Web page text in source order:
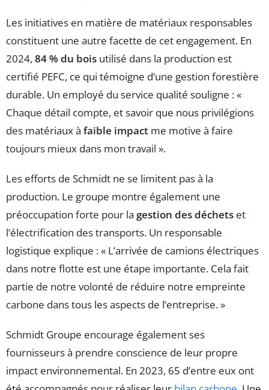
Les initiatives en matière de matériaux responsables
constituent une autre facette de cet engagement. En
2024, 84 % du bois utilisé dans la production est
certifié PEFC, ce qui témoigne d’une gestion forestière
durable. Un employé du service qualité souligne : «
Chaque détail compte, et savoir que nous privilégions
des matériaux à faible impact me motive à faire
toujours mieux dans mon travail ».
Les efforts de Schmidt ne se limitent pas à la
production. Le groupe montre également une
préoccupation forte pour la gestion des déchets et
l’électrification des transports. Un responsable
logistique explique : « L’arrivée de camions électriques
dans notre flotte est une étape importante. Cela fait
partie de notre volonté de réduire notre empreinte
carbone dans tous les aspects de l’entreprise. »
Schmidt Groupe encourage également ses
fournisseurs à prendre conscience de leur propre
impact environnemental. En 2023, 65 d’entre eux ont